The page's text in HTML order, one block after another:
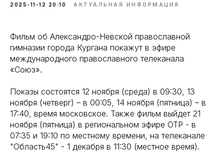
2025-11-12 20:10 АКТУАЛЬНАЯ ИНФОРМАЦИЯ
Фильм об Александро-Невской православной
гимназии города Кургана покажут в эфире
международного православного телеканала
«Союз».
Показы состоятся 12 ноября (среда) в 09:30, 13
ноября (четверг) – в 00:05, 14 ноября (пятница) – в
17:40, время московское. Также фильм выйдет 21
ноября (пятница) в региональном эфире ОТР - в
07:35 и 19:10 по местному времени, на телеканале
"Область45" - 1 декабря в 11:30 (местное время).